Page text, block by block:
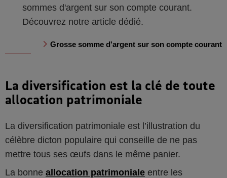
sommes d'argent sur son compte courant.
Découvrez notre article dédié.
Grosse somme d'argent sur son compte courant
La diversification est la clé de toute
allocation patrimoniale
La diversification patrimoniale est l’illustration du
célèbre dicton populaire qui conseille de ne pas
mettre tous ses œufs dans le même panier.
La bonne allocation patrimoniale entre les